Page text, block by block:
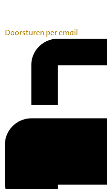
Doorsturen per email